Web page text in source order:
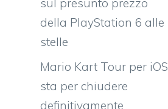
sul presunto prezzo
della PlayStation 6 alle
stelle
Mario Kart Tour per iOS
sta per chiudere
definitivamente